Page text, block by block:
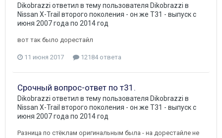
Dikobrazzi ответил в тему пользователя Dikobrazzi в
Nissan X-Trail второго поколения - он же Т31 - выпуск с
июня 2007 года по 2014 год
вот так было дорестайл
11 июня 2017 12184 ответа
Срочный вопрос-ответ по т31.
Dikobrazzi ответил в тему пользователя Dikobrazzi в
Nissan X-Trail второго поколения - он же Т31 - выпуск с
июня 2007 года по 2014 год
Разница по стёклам оригинальным была - на дорестайле не